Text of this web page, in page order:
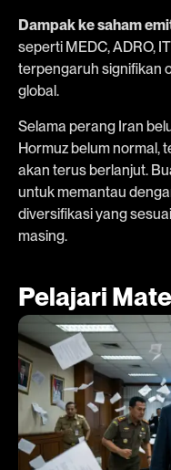
Dampak ke saham
seperti MEDC, ADRO,
terpengaruh signifikan
global.
Selama perang Iran
Hormuz belum normal,
akan terus berlanjut.
untuk memantau
diversifikasi yang
masing.
Pelajari